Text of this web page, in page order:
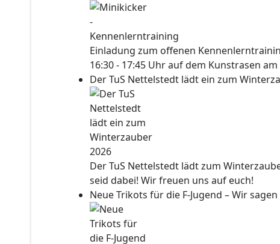
Einladung zum offenen
16:30 - 17:45 Uhr auf dem Kunstrasen
Der TuS Nettelstedt lädt ein zum
Der TuS Nettelstedt lädt zum
seid dabei! Wir freuen uns auf euch!
Neue Trikots für die F-Jugend – Wir sagen